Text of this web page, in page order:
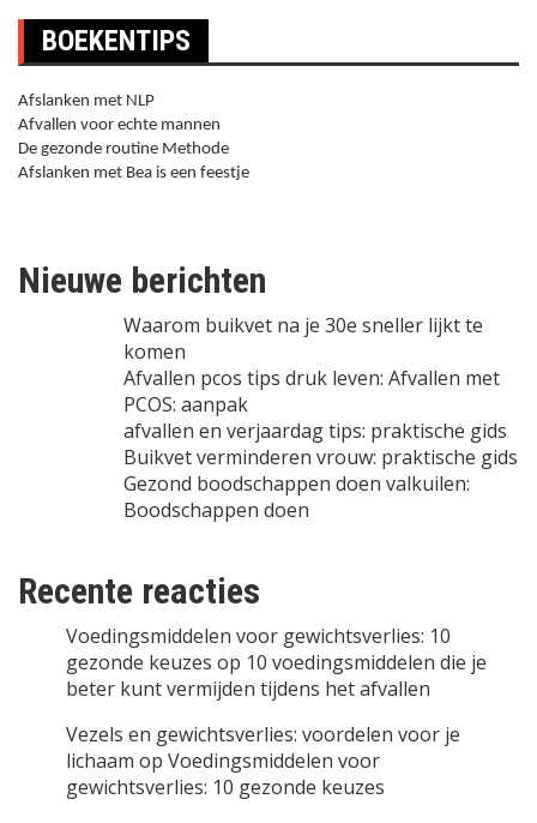
BOEKENTIPS
Afslanken met NLP
Afvallen voor echte mannen
De gezonde routine Methode
Afslanken met Bea is een feestje
Nieuwe berichten
Waarom buikvet na je 30e sneller lijkt te
komen
Afvallen pcos tips druk leven: Afvallen met
PCOS: aanpak
afvallen en verjaardag tips: praktische gids
Buikvet verminderen vrouw: praktische gids
Gezond boodschappen doen valkuilen:
Boodschappen doen
Recente reacties
Voedingsmiddelen voor gewichtsverlies: 10
gezonde keuzes op 10 voedingsmiddelen die je
beter kunt vermijden tijdens het afvallen
Vezels en gewichtsverlies: voordelen voor je
lichaam op Voedingsmiddelen voor
gewichtsverlies: 10 gezonde keuzes